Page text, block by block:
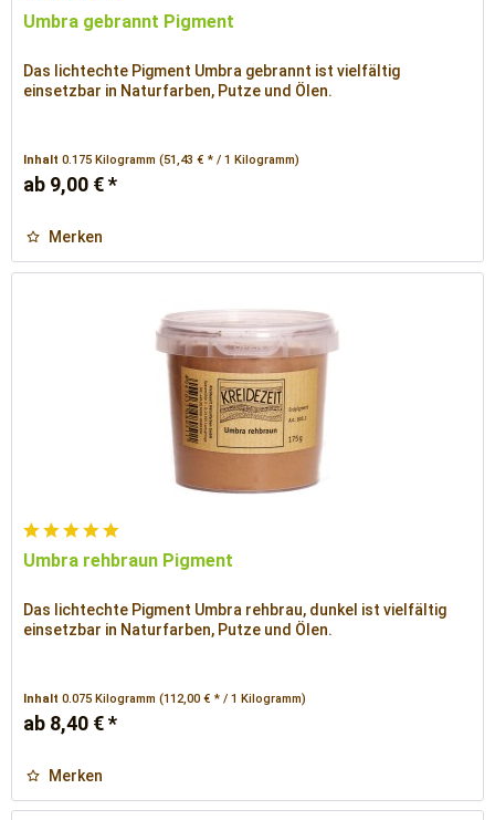
Umbra gebrannt Pigment
Das lichtechte Pigment Umbra gebrannt ist vielfältig
einsetzbar in Naturfarben, Putze und Ölen.
Inhalt0.175 Kilogramm(51,43 € * / 1 Kilogramm)
ab 9,00 € *
Merken
Umbra rehbraun Pigment
Das lichtechte Pigment Umbra rehbrau, dunkel ist vielfältig
einsetzbar in Naturfarben, Putze und Ölen.
Inhalt0.075 Kilogramm(112,00 € * / 1 Kilogramm)
ab 8,40 € *
Merken